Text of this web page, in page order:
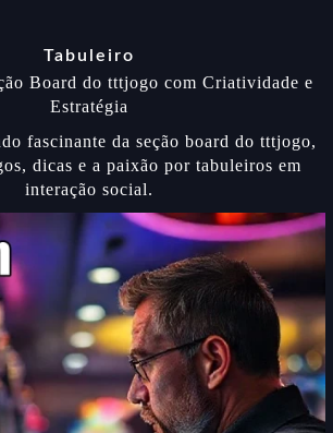
Tabuleiro
Board do tttjogo com Criatividade e
Estratégia
fascinante da seção board do tttjogo,
dicas e a paixão por tabuleiros em
interação social.